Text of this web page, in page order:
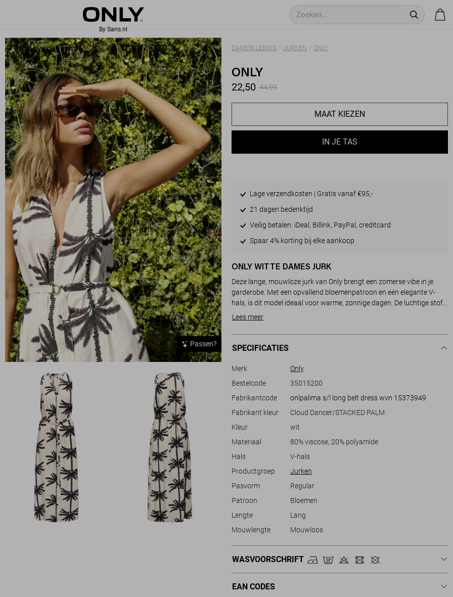
Passen?
DAMESKLEDING JURKEN ONLY
ONLY
22,50 44,99
MAAT KIEZEN
IN JE TAS
Lage verzendkosten | Gratis vanaf €95,-
21 dagen bedenktijd
Veilig betalen: iDeal, Billink, PayPal, creditcard
Spaar 4% korting bij elke aankoop
ONLY WITTE DAMES JURK
Deze lange, mouwloze jurk van Only brengt een zomerse vibe in je
garderobe. Met een opvallend bloemenpatroon en een elegante V-
hals, is dit model ideaal voor warme, zonnige dagen. De luchtige stof
van 80% viscose en 20% polyamide zorgt voor een comfortabele
jurk heeft een subtiel ceintuurdetail dat je taille mooi accentueert.
strandwandeling maakt, een barbecue bijwoont of gewoon op een
bewegingsruimte, terwijl het ontwerp met het gedurfde botanische
motief zorgt voor een modieuze uitstraling. Combineer hem met je
favoriete sandalen voor een complete look. Voeg deze stijlvolle jurk
De totale lengte is 135 cm bij maat S.
Lees meer
SPECIFICATIES
Merk
Only
Bestelcode
35015200
Fabrikantcode
onlpalima s/l long belt dress wvn 15373949
Fabrikant kleur
Cloud Dancer/STACKED PALM
Kleur
wit
Materiaal
80% viscose, 20% polyamide
Hals
V-hals
Productgroep
Jurken
Pasvorm
Regular
Patroon
Bloemen
Lengte
Lang
Mouwlengte
Mouwloos
WASVOORSCHRIFT
EAN CODES